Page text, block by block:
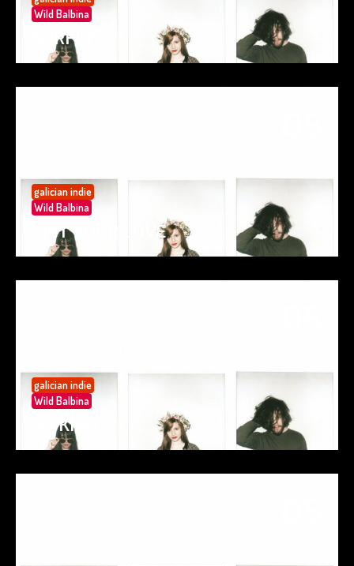
Wild Balbina
SURFIN’
galician indie
Wild Balbina
SPIT YOUR LOVE
galician indie
Wild Balbina
SO KIND